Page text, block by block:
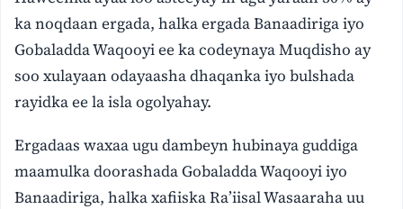
ka noqdaan ergada, halka ergada Banaadiriga iyo
Gobaladda Waqooyi ee ka codeynaya Muqdisho ay
soo xulayaan odayaasha dhaqanka iyo bulshada
rayidka ee la isla ogolyahay.
Ergadaas waxaa ugu dambeyn hubinaya guddiga
maamulka doorashada Gobaladda Waqooyi iyo
Banaadiriga, halka xafiiska Ra’iisal Wasaaraha uu